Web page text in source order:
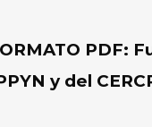
PDF:
y del